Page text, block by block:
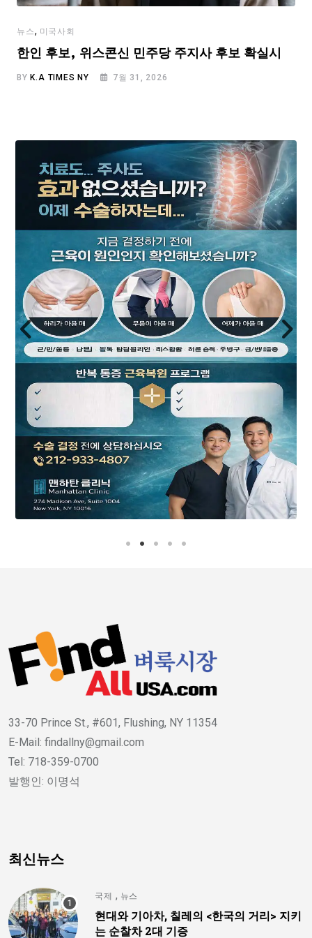
뉴스, 미국사회
한인 후보, 위스콘신 민주당 주지사 후보 확실시
BY K.A TIMES NY 7월 31, 2026
33-70 Prince St., #601, Flushing, NY 11354
E-Mail: findallny@gmail.com
Tel: 718-359-0700
발행인: 이명석
최신뉴스
국제 , 뉴스
현대와 기아차, 칠레의 <한국의 거리> 지키
는 순찰차 2대 기증